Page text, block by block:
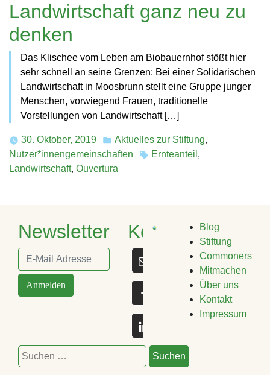
Landwirtschaft ganz neu zu
denken
Das Klischee vom Leben am Biobauernhof stößt hier
sehr schnell an seine Grenzen: Bei einer Solidarischen
Landwirtschaft in Moosbrunn stellt eine Gruppe junger
Menschen, vorwiegend Frauen, traditionelle
Vorstellungen von Landwirtschaft […]
30. Oktober, 2019
Posted
in
Aktuelles zur Stiftung,
Nutzer*innengemeinschaften
Tags:
Ernteanteil ,
Landwirtschaft, Ouvertura
Newsletter
Anmelden
Kontakt
Blog
Stiftung
Commoners
Mitmachen
Über uns
Kontakt
Impressum
Suchen
nach: